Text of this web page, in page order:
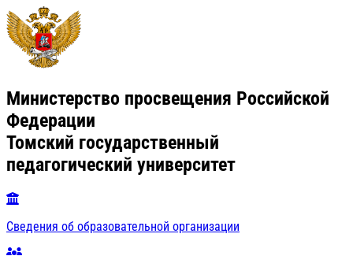
Министерство просвещения Российской
Федерации
Томский государственный
педагогический университет
Сведения об образовательной организации